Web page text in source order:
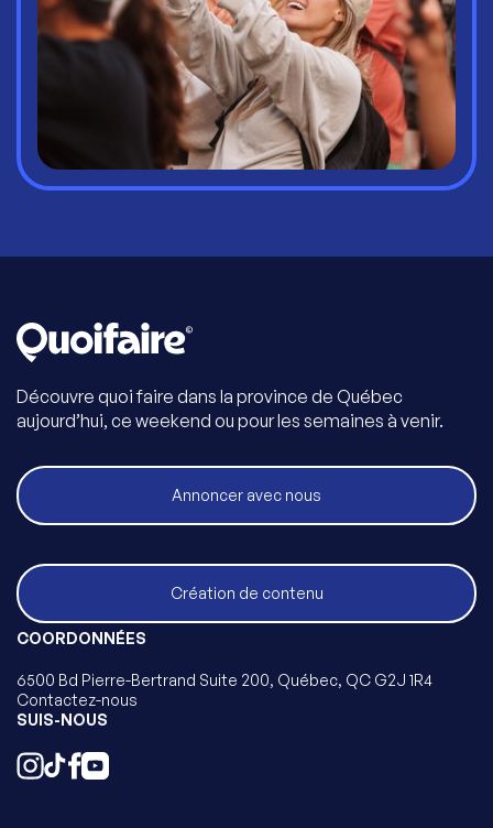
Découvre quoi faire dans la province de Québec
aujourd’hui, ce weekend ou pour les semaines à venir.
Annoncer avec nous
Création de contenu
COORDONNÉES
6500 Bd Pierre-Bertrand Suite 200, Québec, QC G2J 1R4
Contactez-nous
SUIS-NOUS